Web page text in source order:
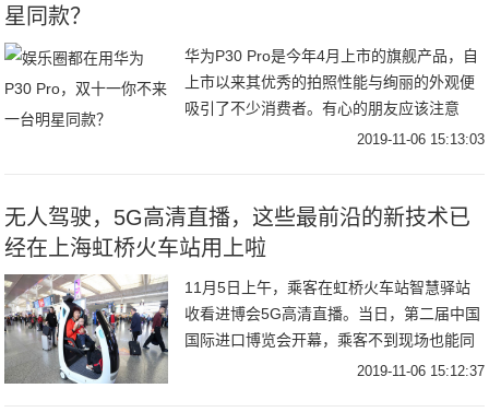
星同款？
华为P30 Pro是今年4月上市的旗舰产品，自
上市以来其优秀的拍照性能与绚丽的外观便
吸引了不少消费者。有心的朋友应该注意
到，很多娱乐圈明星也是华为P30系列的忠
2019-11-06 15:13:03
无人驾驶，5G高清直播，这些最前沿的新技术已
经在上海虹桥火车站用上啦
11月5日上午，乘客在虹桥火车站智慧驿站
收看进博会5G高清直播。当日，第二届中国
国际进口博览会开幕，乘客不到现场也能同
步收看进博会盛况。乘客在虹桥火车站智慧
2019-11-06 15:12:37